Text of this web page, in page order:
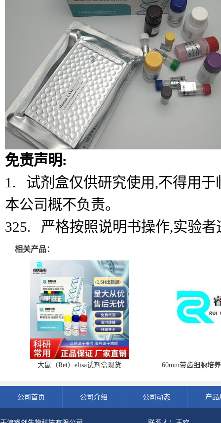
免责声明:
1. 试剂盒仅供研究使用,不得用于
本公司概不负责。
325. 严格按照说明书操作,实验
相关产品：
大鼠（Ret）elisa试剂盒现货 60mm带齿细胞培
公司首页 公司介绍 公司动态 产品